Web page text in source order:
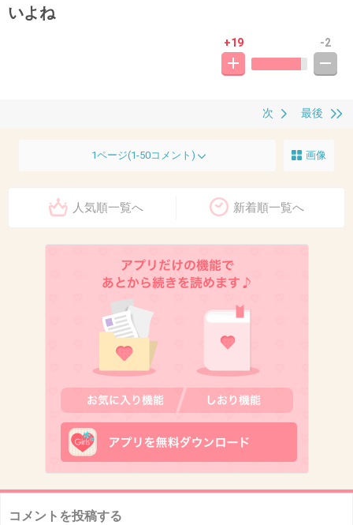
いよね
+19 -2
最後
次
1ページ(1-50コメント) 画像
人気順一覧へ 新着順一覧へ
コメントを投稿する